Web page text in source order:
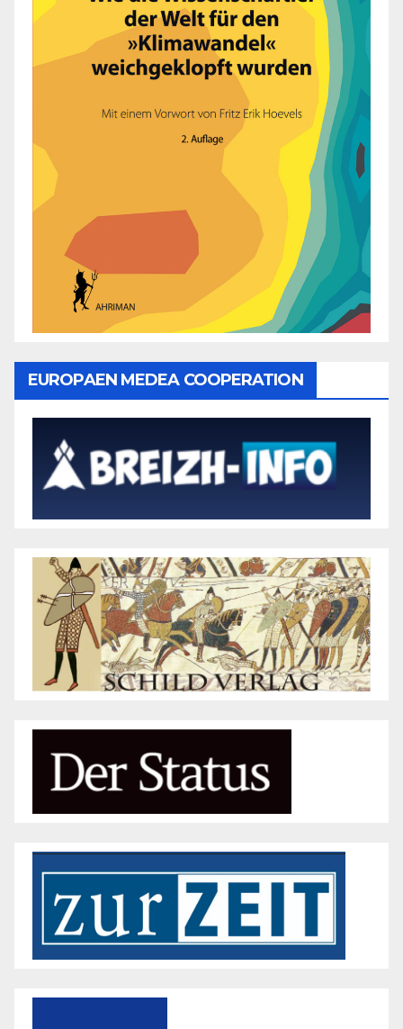
EUROPAEN MEDEA COOPERATION